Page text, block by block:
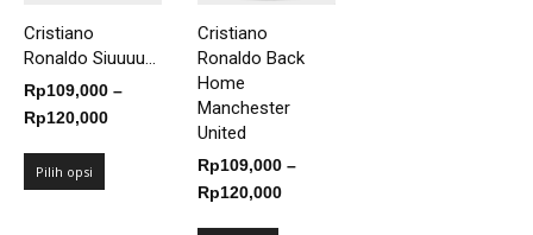
Cristiano
Ronaldo Siuuuu...
Rp109,000 –
Rp120,000Rentang
Pilih opsi
Cristiano
Ronaldo Back
Home
Manchester
United
Rp109,000 –
Rp120,000Rentang